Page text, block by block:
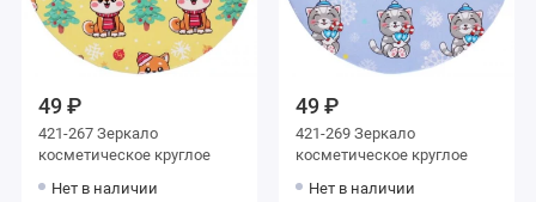
49 ₽
421-267 Зеркало
косметическое круглое
Нет в наличии
49 ₽
421-269 Зеркало
косметическое круглое
Нет в наличии